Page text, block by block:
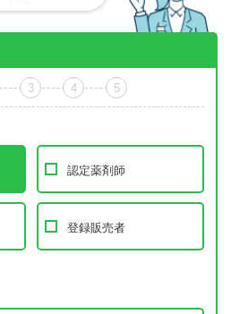
3 4 5
認定薬剤師
登録販売者